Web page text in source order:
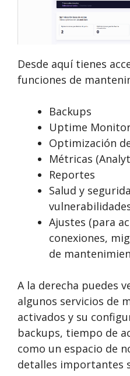
Desde aquí tienes
funciones de
Backups
Uptime
Optimización
Métricas
Reportes
Salud y
Ajustes (para
conexiones,
de
A la derecha puedes
algunos servicios de
activados y su
backups, tiempo de
como un espacio de
detalles importantes